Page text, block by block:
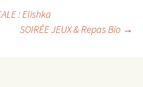
: Elishka
SOIRÉE JEUX & Repas Bio →